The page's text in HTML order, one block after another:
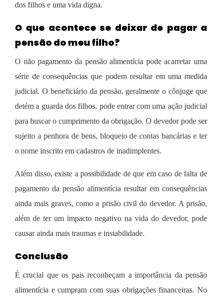
dos filhos e uma vida digna.
O que acontece se deixar de pagar a
pensão do meu filho?
O não pagamento da pensão alimentícia pode acarretar uma
série de consequências que podem resultar em uma medida
judicial. O beneficiário da pensão, geralmente o cônjuge que
detém a guarda dos filhos, pode entrar com uma ação judicial
para buscar o cumprimento da obrigação. O devedor pode ser
sujeito a penhora de bens, bloqueio de contas bancárias e ter
o nome inscrito em cadastros de inadimplentes.
Além disso, existe a possibilidade de que em caso de falta de
pagamento da pensão alimentícia resultar em consequências
ainda mais graves, como a prisão civil do devedor. A prisão,
além de ter um impacto negativo na vida do devedor, pode
causar ainda mais traumas e instabilidade.
Conclusão
É crucial que os pais reconheçam a importância da pensão
alimentícia e cumpram com suas obrigações financeiras. No